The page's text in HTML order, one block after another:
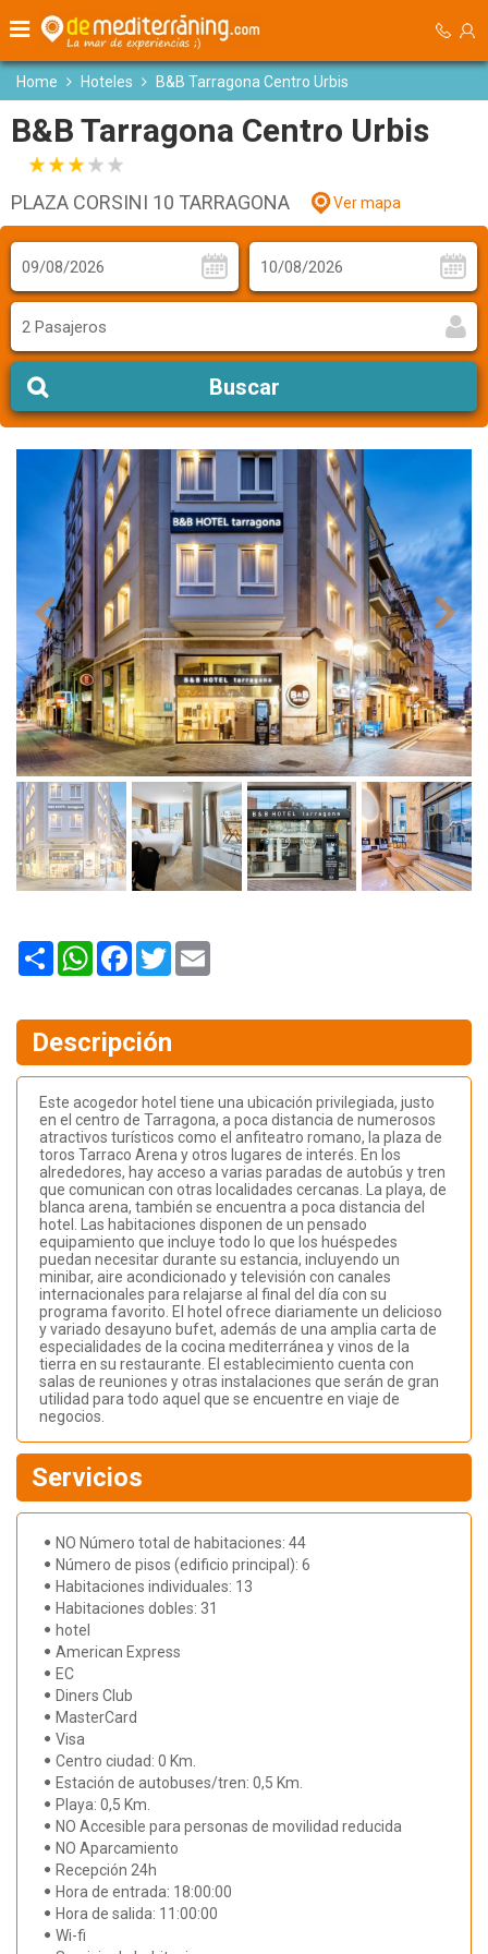
Home Hoteles B&B Tarragona Centro Urbis
B&B Tarragona Centro Urbis
PLAZA CORSINI 10 TARRAGONA Ver mapa
2 Pasajeros
Buscar
Share WhatsAppFacebook
Twitter
Descripción
Este acogedor hotel tiene una ubicación privilegiada, justo
en el centro de Tarragona, a poca distancia de numerosos
atractivos turísticos como el anfiteatro romano, la plaza de
toros Tarraco Arena y otros lugares de interés. En los
alrededores, hay acceso a varias paradas de autobús y tren
que comunican con otras localidades cercanas. La playa, de
blanca arena, también se encuentra a poca distancia del
hotel. Las habitaciones disponen de un pensado
equipamiento que incluye todo lo que los huéspedes
puedan necesitar durante su estancia, incluyendo un
minibar, aire acondicionado y televisión con canales
internacionales para relajarse al final del día con su
programa favorito. El hotel ofrece diariamente un delicioso
y variado desayuno bufet, además de una amplia carta de
especialidades de la cocina mediterránea y vinos de la
tierra en su restaurante. El establecimiento cuenta con
salas de reuniones y otras instalaciones que serán de gran
utilidad para todo aquel que se encuentre en viaje de
negocios.
Servicios
NO Número total de habitaciones: 44
Número de pisos (edificio principal): 6
Habitaciones individuales: 13
Habitaciones dobles: 31
hotel
American Express
EC
Diners Club
MasterCard
Visa
Centro ciudad: 0 Km.
Estación de autobuses/tren: 0,5 Km.
Playa: 0,5 Km.
NO Accesible para personas de movilidad reducida
NO Aparcamiento
Recepción 24h
Hora de entrada: 18:00:00
Hora de salida: 11:00:00
Wi-fi